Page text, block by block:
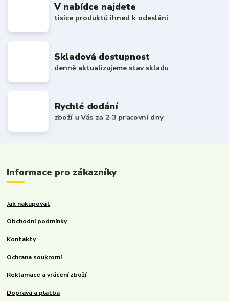
V nabídce najdete
tisíce produktů ihned k odeslání
Skladová dostupnost
denně aktualizujeme stav skladu
Rychlé dodání
zboží u Vás za 2-3 pracovní dny
Informace pro zákazníky
Jak nakupovat
Obchodní podmínky
Kontakty
Ochrana soukromí
Reklamace a vrácení zboží
Doprava a platba